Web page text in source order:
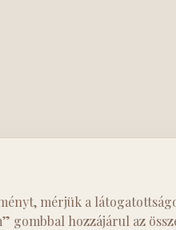
mérjük a
gombbal hozzájárul az